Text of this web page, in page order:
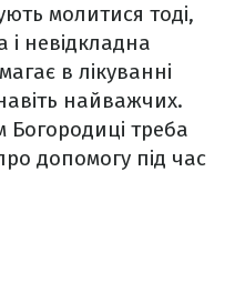
молитися тоді,
невідкладна
в лікуванні
найважчих.
треба
допомогу під час